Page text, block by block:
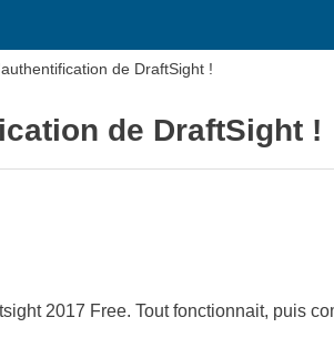
de DraftSight !
de DraftSight !
2017 Free. Tout fonctionnait, puis